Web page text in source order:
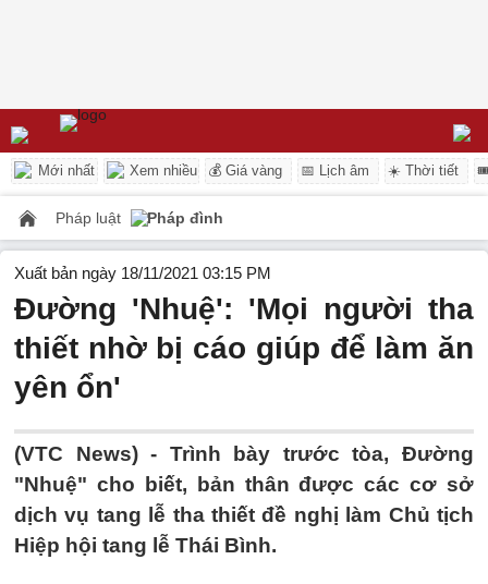
Mới nhất Xem nhiều 💰 Giá vàng 📅 Lịch âm ☀️ Thời tiết
Pháp luật Pháp đình
Xuất bản ngày 18/11/2021 03:15 PM
Đường 'Nhuệ': 'Mọi người tha
thiết nhờ bị cáo giúp để làm ăn
yên ổn'
(VTC News) - Trình bày trước tòa, Đường
"Nhuệ" cho biết, bản thân được các cơ sở
dịch vụ tang lễ tha thiết đề nghị làm Chủ tịch
Hiệp hội tang lễ Thái Bình.